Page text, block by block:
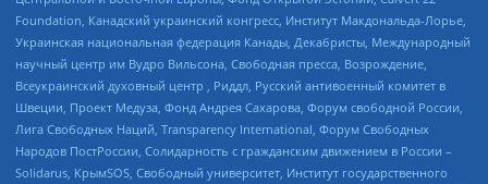
Foundation, Канадский украинский конгресс, Институт Макдональда-Лорье,
Украинская национальная федерация Канады, Декабристы, Международный
научный центр им Вудро Вильсона, Свободная пресса, Возрождение,
Всеукраинский духовный центр , Риддл, Русский антивоенный комитет в
Швеции, Проект Медуза, Фонд Андрея Сахарова, Форум свободной России,
Лига Свободных Наций, Transparеncy International, Форум Свободных
Народов ПостРоссии, Солидарность с гражданским движением в России –
Solidarus, КрымSOS, Свободный университет, Институт государственного